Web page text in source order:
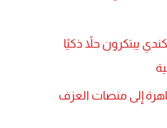
يبتكرون حلاً ذكيًا
إلى منصات العزف